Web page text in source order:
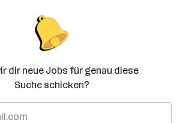
dir neue Jobs für genau diese
Suche schicken?